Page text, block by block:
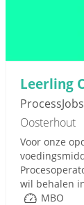
Leerling
ProcessJobs
Oosterhout
Voor onze
wil behalen
MBO